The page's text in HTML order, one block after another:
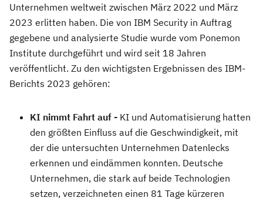
Unternehmen weltweit zwischen März 2022 und März
2023 erlitten haben. Die von IBM Security in Auftrag
gegebene und analysierte Studie wurde vom Ponemon
Institute durchgeführt und wird seit 18 Jahren
veröffentlicht. Zu den wichtigsten Ergebnissen des IBM-
Berichts 2023 gehören:
KI nimmt Fahrt auf - KI und Automatisierung hatten
den größten Einfluss auf die Geschwindigkeit, mit
der die untersuchten Unternehmen Datenlecks
erkennen und eindämmen konnten. Deutsche
Unternehmen, die stark auf beide Technologien
setzen, verzeichneten einen 81 Tage kürzeren